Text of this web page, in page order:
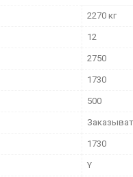
2270 кг
12
2750
1730
500
1730
Y